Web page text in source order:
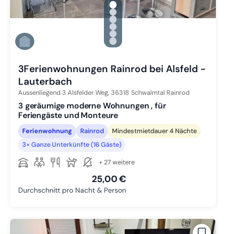
gallery.slide_selector
Zu Slide 1 wechseln
Zu Slide 2 wechseln
Zu Slide 3 wechseln
Zu Slide 4 wechseln
Zu Slide 5 wechseln
Zu Slide 6 wechseln
3Ferienwohnungen Rainrod bei Alsfeld -
Lauterbach
Aussenliegend 3 Alsfelder Weg, 36318 Schwalmtal Rainrod
3 geräumige moderne Wohnungen , für
Feriengäste und Monteure
Ferienwohnung Rainrod
Mindestmietdauer 4 Nächte
3× Ganze Unterkünfte (16 Gäste)
+ 27 weitere
25,00 €
Durchschnitt pro Nacht & Person